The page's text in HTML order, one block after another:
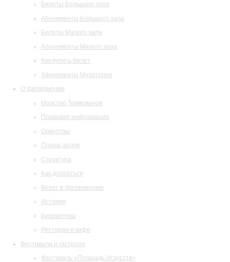
Билеты Большого зала
Абонементы Большого зала
Билеты Малого зала
Абонементы Малого зала
Как купить билет
Абонементы Музитория
О филармонии
Маэстро Темирканов
Правовая информация
Оркестры
Планы залов
Структура
Как добраться
Визит в филармонию
История
Библиотека
Ресторан и кафе
Фестивали и гастроли
Фестиваль «Площадь Искусств»